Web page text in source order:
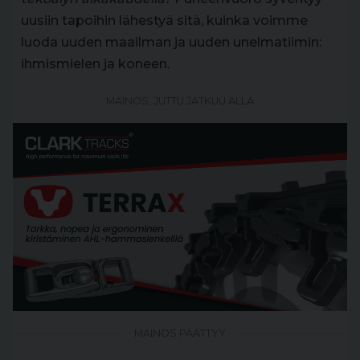
uusiin tapoihin lähestyä sitä, kuinka voimme
luoda uuden maailman ja uuden unelmatiimin:
ihmismielen ja koneen.